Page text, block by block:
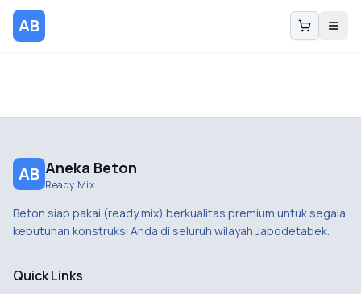
AB
AB Aneka Beton
Ready Mix
Beton siap pakai (ready mix) berkualitas premium untuk segala
kebutuhan konstruksi Anda di seluruh wilayah Jabodetabek.
Quick Links